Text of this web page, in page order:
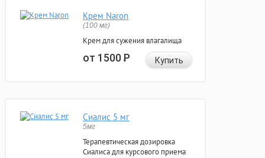
Крем Naron
(100 мг)
Крем для сужения влагалища
от 1500Р Купить
Сиалис 5 мг
5мг
Терапевтическая дозировка
Сиалиса для курсового приема